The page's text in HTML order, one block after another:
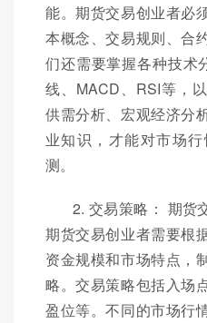
能。期货交易创业者必
本概念、交易规则、合
们还需要掌握各种技术
线、MACD、RSI等，
供需分析、宏观经济分
业知识，才能对市场
测。
2. 交易策略： 期货
期货交易创业者需要根
资金规模和市场特点，
略。交易策略包括入场
盈位等。不同的市场行